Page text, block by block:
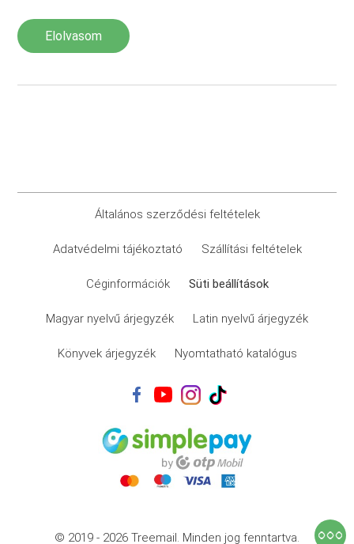
Elolvasom
Általános szerződési feltételek
Adatvédelmi tájékoztató Szállítási feltételek
Céginformációk Süti beállítások
Magyar nyelvű árjegyzék Latin nyelvű árjegyzék
Könyvek árjegyzék Nyomtatható katalógus
© 2019 - 2026 Treemail. Minden jog fenntartva.